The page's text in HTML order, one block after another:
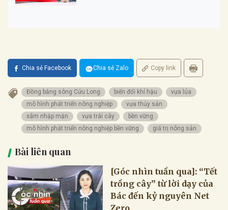
Chia sẻ Facebook Chia sẻ Zalo Copy link
Đồng bằng sông Cửu Long biến đổi khí hậu
vựa lúa
mô hình phát triển nông nghiệp
vựa thủy sản
xâm nhập mặn
vựa trái cây
bền vững
mô hình phát triển nông nghiệp bền vững
giá trị nông sản
Bài liên quan
[Góc nhìn tuần qua]: “Tết
trồng cây” từ lời dạy của
Bác đến kỷ nguyên Net